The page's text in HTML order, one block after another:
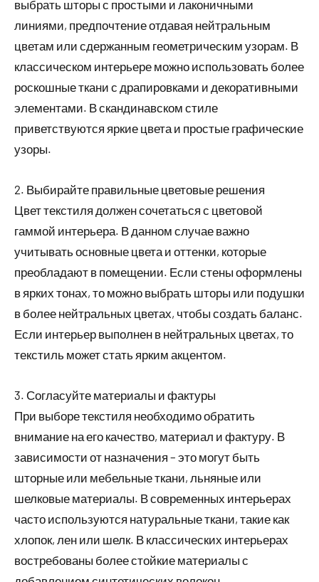
выбрать шторы с простыми и лаконичными
линиями, предпочтение отдавая нейтральным
цветам или сдержанным геометрическим узорам. В
классическом интерьере можно использовать более
роскошные ткани с драпировками и декоративными
элементами. В скандинавском стиле
приветствуются яркие цвета и простые графические
узоры.
2. Выбирайте правильные цветовые решения
Цвет текстиля должен сочетаться с цветовой
гаммой интерьера. В данном случае важно
учитывать основные цвета и оттенки, которые
преобладают в помещении. Если стены оформлены
в ярких тонах, то можно выбрать шторы или подушки
в более нейтральных цветах, чтобы создать баланс.
Если интерьер выполнен в нейтральных цветах, то
текстиль может стать ярким акцентом.
3. Согласуйте материалы и фактуры
При выборе текстиля необходимо обратить
внимание на его качество, материал и фактуру. В
зависимости от назначения – это могут быть
шторные или мебельные ткани, льняные или
шелковые материалы. В современных интерьерах
часто используются натуральные ткани, такие как
хлопок, лен или шелк. В классических интерьерах
востребованы более стойкие материалы с